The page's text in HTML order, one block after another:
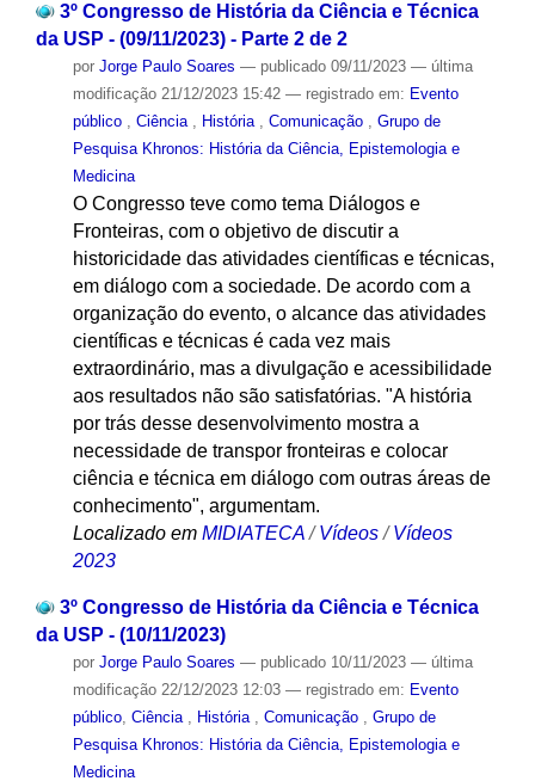
3º Congresso de História da Ciência e Técnica
da USP - (09/11/2023) - Parte 2 de 2
por Jorge Paulo Soares — publicado09/11/2023 — última
modificação21/12/2023 15:42 — registrado em: Evento
público , Ciência , História , Comunicação , Grupo de
Pesquisa Khronos: História da Ciência, Epistemologia e
Medicina
O Congresso teve como tema Diálogos e
Fronteiras, com o objetivo de discutir a
historicidade das atividades científicas e técnicas,
em diálogo com a sociedade. De acordo com a
organização do evento, o alcance das atividades
científicas e técnicas é cada vez mais
extraordinário, mas a divulgação e acessibilidade
aos resultados não são satisfatórias. "A história
por trás desse desenvolvimento mostra a
necessidade de transpor fronteiras e colocar
ciência e técnica em diálogo com outras áreas de
conhecimento", argumentam.
Localizado em MIDIATECA /Vídeos /Vídeos
2023
3º Congresso de História da Ciência e Técnica
da USP - (10/11/2023)
por Jorge Paulo Soares — publicado10/11/2023 — última
modificação22/12/2023 12:03 — registrado em: Evento
público, Ciência História Comunicação
Grupo de
Pesquisa Khronos: História da Ciência, Epistemologia e
Medicina